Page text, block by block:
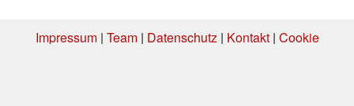
Impressum| Team| Datenschutz| Kontakt| Cookie